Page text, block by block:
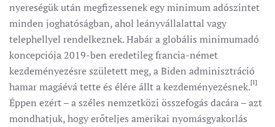
nyereségük után megfizessenek egy minimum adószintet
minden joghatóságban, ahol leányvállalattal vagy
telephellyel rendelkeznek. Habár a globális minimumadó
koncepciója 2019-ben eredetileg francia-német
kezdeményezésre született meg, a Biden adminisztráció
hamar magáévá tette és élére állt a kezdeményezésnek.[1]
Éppen ezért – a széles nemzetközi összefogás dacára – azt
mondhatjuk, hogy erőteljes amerikai nyomásgyakorlás